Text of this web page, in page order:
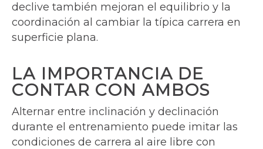
declive también mejoran el equilibrio y la
coordinación al cambiar la típica carrera en
superficie plana.
LA IMPORTANCIA DE
CONTAR CON AMBOS
Alternar entre inclinación y declinación
durante el entrenamiento puede imitar las
condiciones de carrera al aire libre con